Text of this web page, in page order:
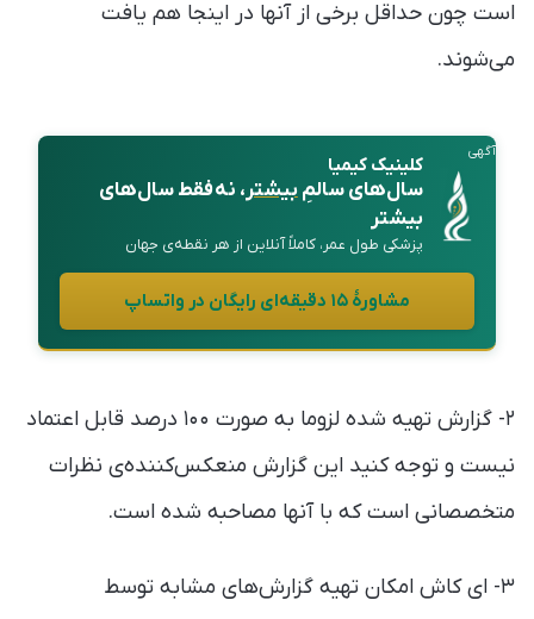
است چون حداقل برخی از آنها در اینجا هم یافت
می‌شوند.
آگهی
کلینیک کیمیا
سال‌های سالمِبیشتر، نه فقط سال‌های
بیشتر
پزشکی طول عمر، کاملاً آنلاین از هر نقطه‌ی جهان
مشاورهٔ ۱۵ دقیقه‌ای رایگان در واتساپ
۲- گزارش تهیه شده لزوما به صورت ۱۰۰ درصد قابل اعتماد
نیست و توجه کنید این گزارش منعکس‌کننده‌ی نظرات
متخصصانی است که با آنها مصاحبه شده است.
۳- ای کاش امکان تهیه گزارش‌های مشابه توسط